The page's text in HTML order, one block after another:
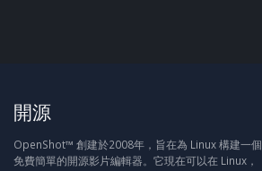
開源
OpenShot™ 創建於2008年，旨在為 Linux 構建一個
免費簡單的開源影片編輯器。它現在可以在 Linux，